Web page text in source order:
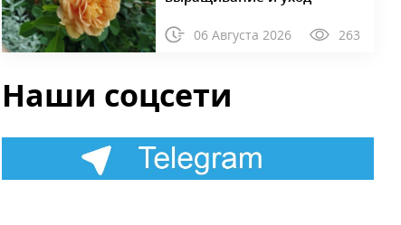
06 Августа 2026 263
Наши соцсети